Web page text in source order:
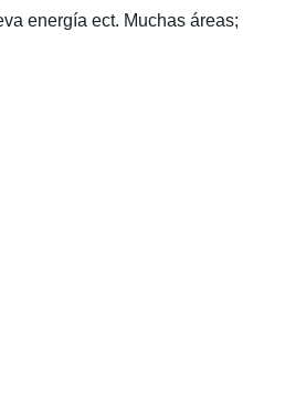
energía ect. Muchas áreas;